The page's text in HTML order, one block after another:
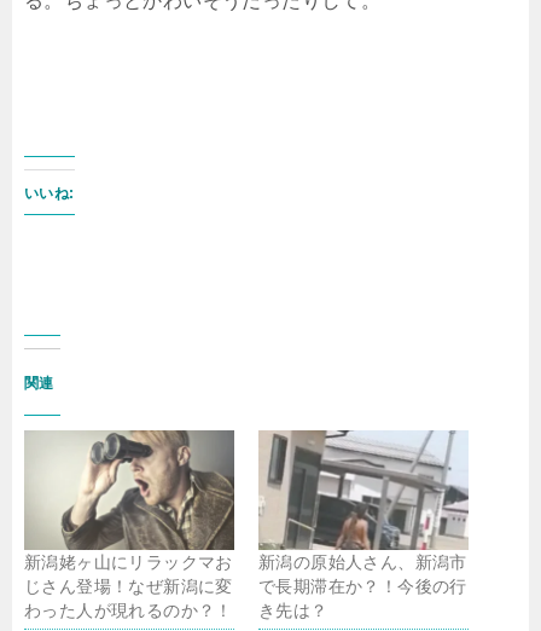
いいね:
関連
新潟姥ヶ山にリラックマお
じさん登場！なぜ新潟に変
わった人が現れるのか？！
新潟の原始人さん、新潟市
で長期滞在か？！今後の行
き先は？